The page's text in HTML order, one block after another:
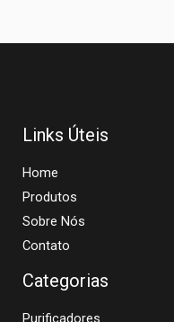
Links Úteis
Home
Produtos
Sobre Nós
Contato
Categorias
Purificadores